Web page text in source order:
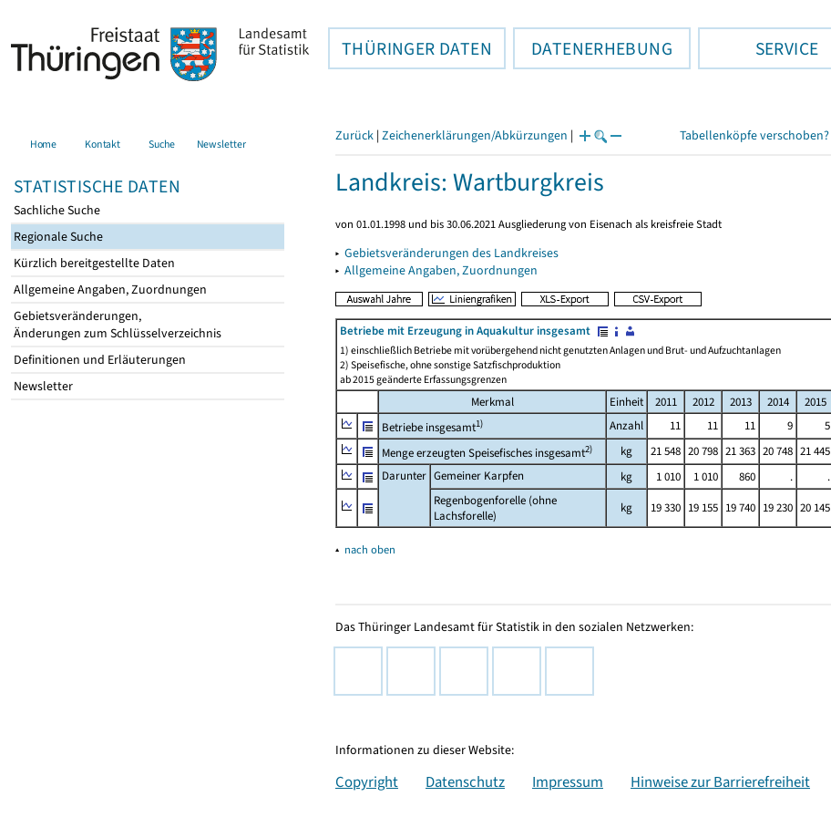
THÜRINGER DATEN DATENERHEBUNG SERVICE
Home Kontakt Suche Newsletter
STATISTISCHE DATEN
Sachliche Suche
Regionale Suche
Kürzlich bereitgestellte Daten
Allgemeine Angaben, Zuordnungen
Gebietsveränderungen,
Änderungen zum Schlüsselverzeichnis
Definitionen und Erläuterungen
Newsletter
Zurück | Zeichenerklärungen/Abkürzungen | Tabellenköpfe verschoben?
Landkreis: Wartburgkreis
von 01.01.1998 und bis 30.06.2021 Ausgliederung von Eisenach als kreisfreie Stadt
▸ Gebietsveränderungen des Landkreises
▸ Allgemeine Angaben, Zuordnungen
Betriebe mit Erzeugung in Aquakultur insgesamt
1) einschließlich Betriebe mit vorübergehend nicht genutzten Anlagen und Brut- und Aufzuchtanlagen
2) Speisefische, ohne sonstige Satzfischproduktion
ab 2015 geänderte Erfassungsgrenzen
Merkmal Einheit 2011 2012 2013 2014 2015
Betriebe insgesamt1) Anzahl 11 11 11 9 5
Menge erzeugten Speisefisches insgesamt2) kg 21 548 20 798 21 363 20 748 21 445
Darunter Gemeiner Karpfen kg 1 010 1 010 860 . .
Regenbogenforelle (ohne
Lachsforelle)
kg 19 330 19 155 19 740 19 230 20 145
▴ nach oben
Das Thüringer Landesamt für Statistik in den sozialen Netzwerken:
Informationen zu dieser Website:
Copyright Datenschutz Impressum Hinweise zur Barrierefreiheit